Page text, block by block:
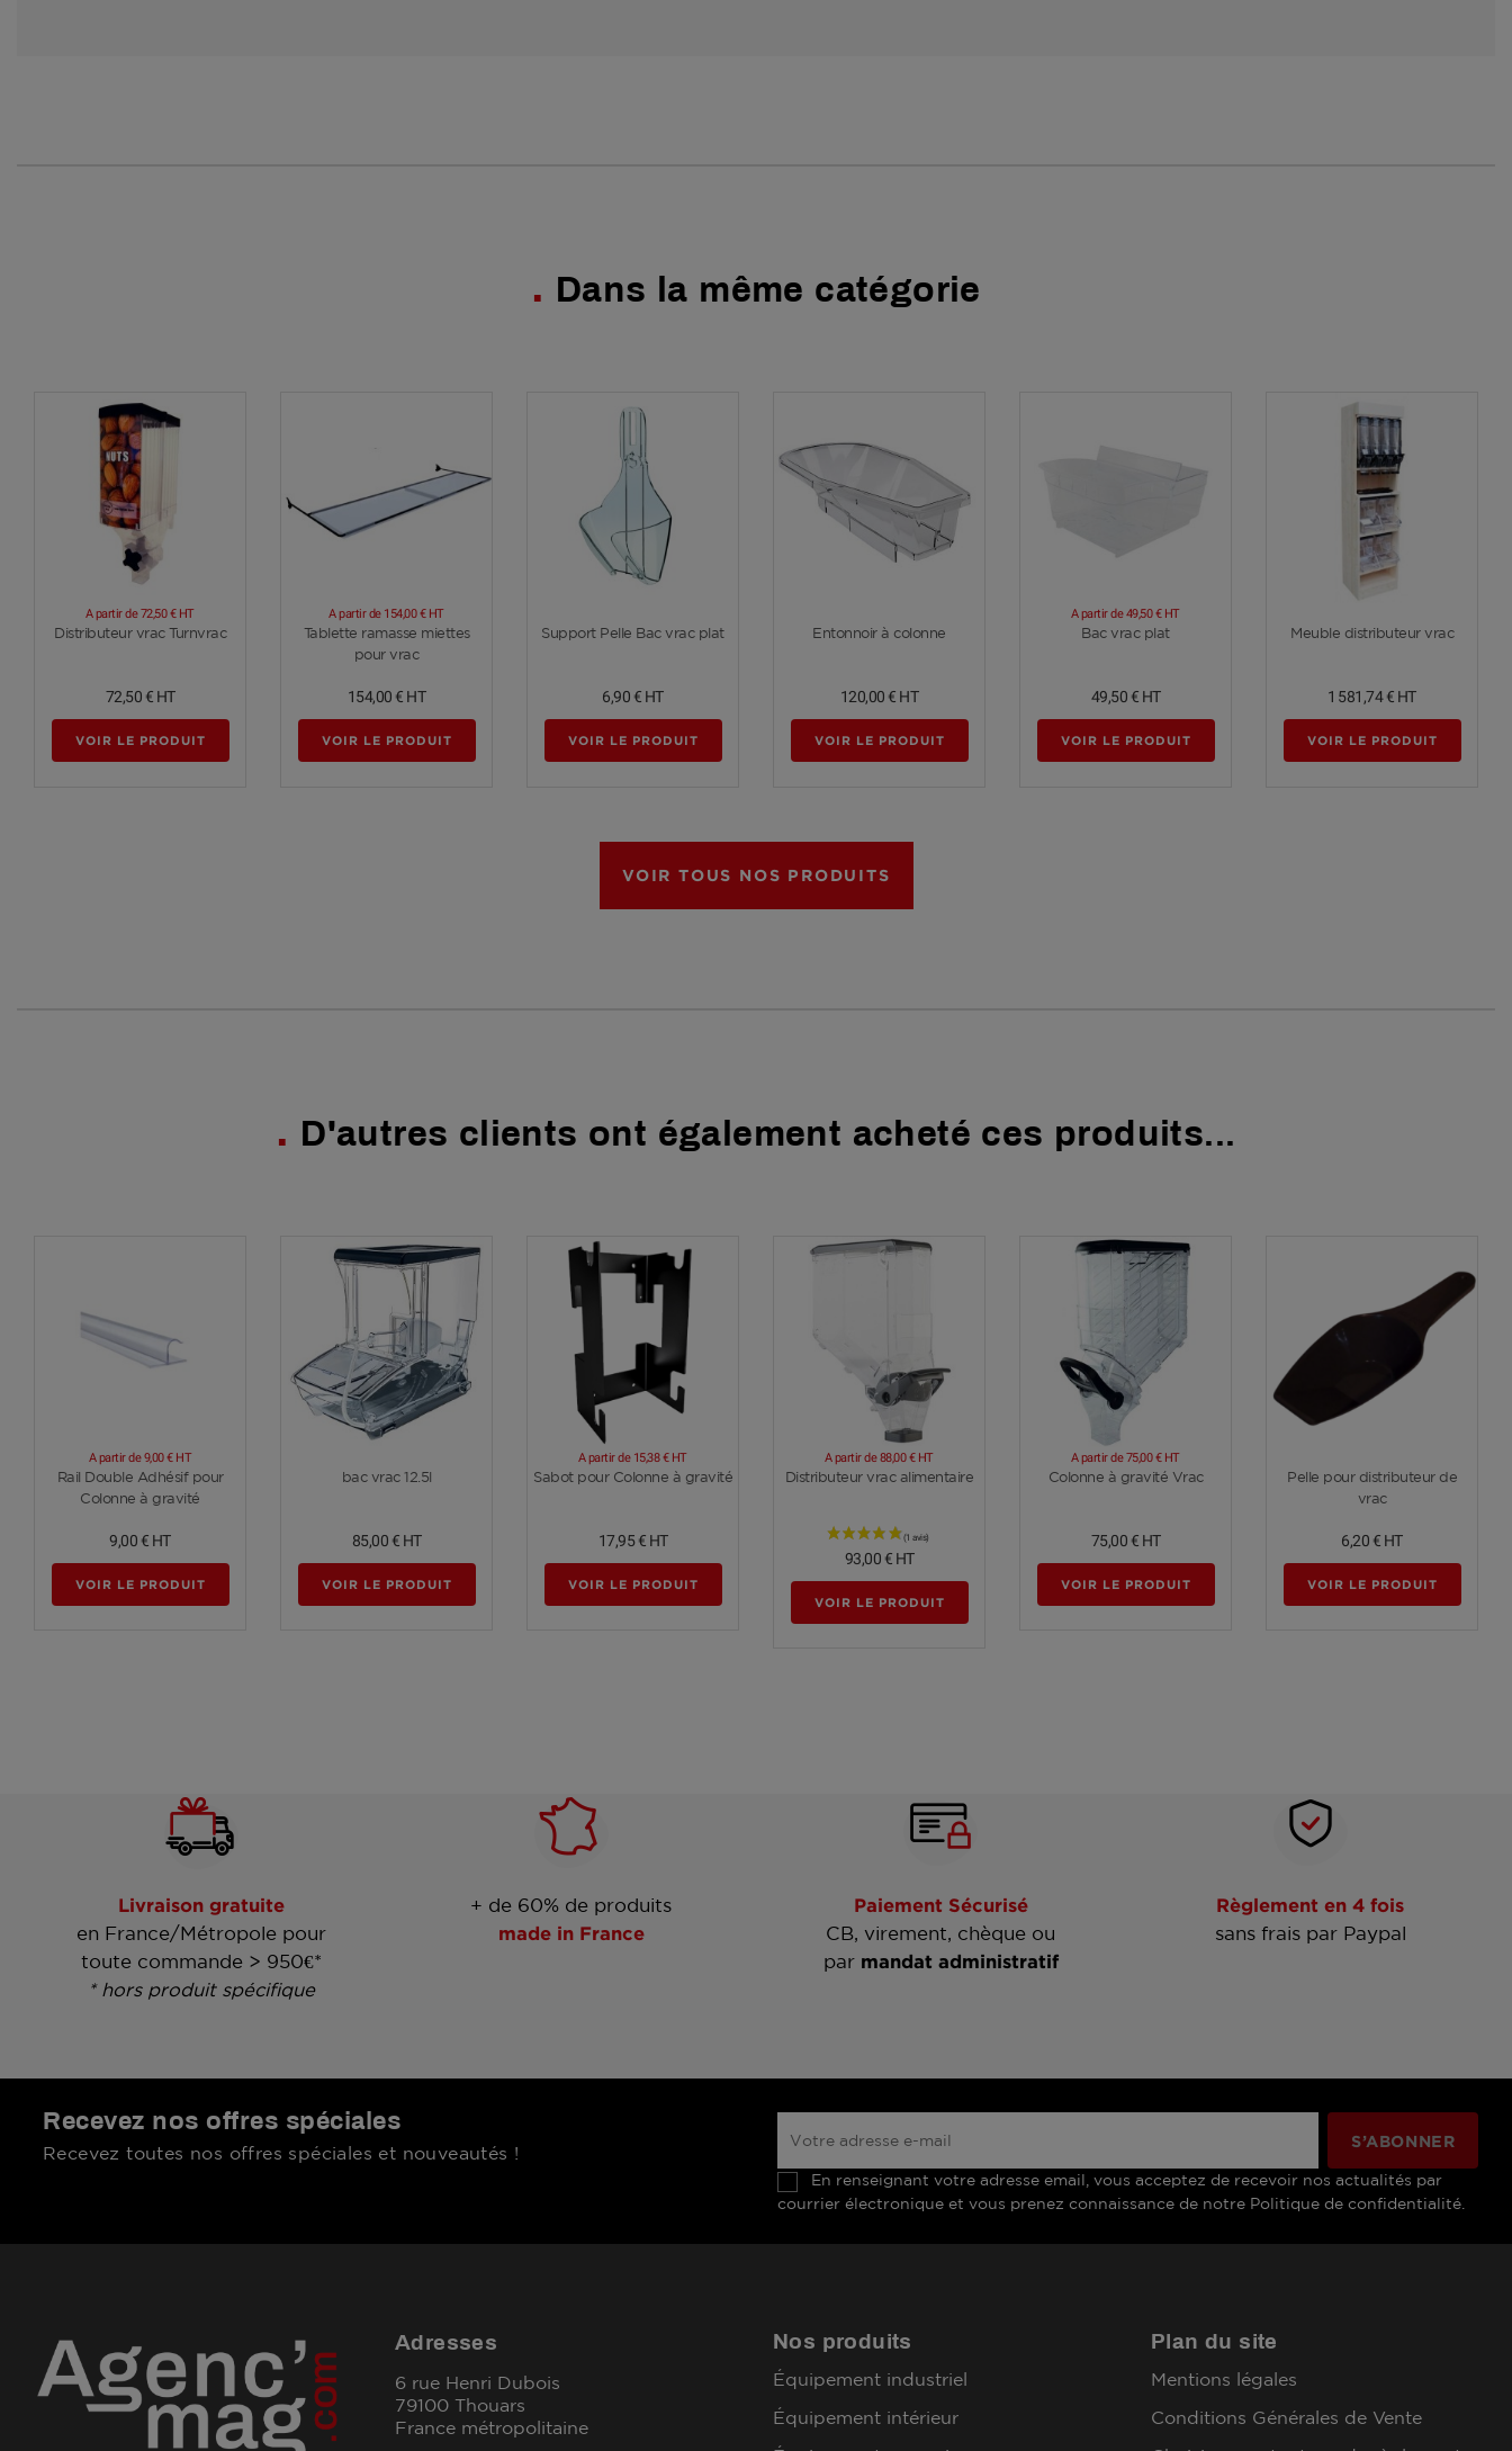
Dans la même catégorie
Voir plus
Distributeur vrac Turnvrac
A partir de72,50 € HT
72,50 € HT
VOIR LE PRODUIT
Voir plus
Tablette ramasse miettes
pour vrac
A partir de 154,00 € HT
154,00 € HT
VOIR LE PRODUIT
Voir plus
Support Pelle Bac vrac plat
6,90 € HT
VOIR LE PRODUIT
Voir plus
Entonnoir à colonne
120,00 € HT
VOIR LE PRODUIT
Voir plus
Bac vrac plat
A partir de49,50 € HT
49,50 € HT
VOIR LE PRODUIT
Voir plus
Meuble distributeur vrac
1 581,74 € HT
VOIR LE PRODUIT
VOIR TOUS NOS PRODUITS
D'autres clients ont également acheté ces produits...
Voir plus
Rail Double Adhésif pour
Colonne à gravité
A partir de9,00 € HT
9,00 € HT
VOIR LE PRODUIT
Voir plus
bac vrac 12.5l
85,00 € HT
VOIR LE PRODUIT
Voir plus
Sabot pour Colonne à gravité
A partir de 15,38 € HT
17,95 € HT
VOIR LE PRODUIT
Voir plus
Distributeur vrac alimentaire
A partir de88,00 € HT
93,00 € HT
VOIR LE PRODUIT
Voir plus
Colonne à gravité Vrac
A partir de75,00 € HT
75,00 € HT
VOIR LE PRODUIT
Voir plus
Pelle pour distributeur de
vrac
6,20 € HT
VOIR LE PRODUIT
Livraison gratuite
en France/Métropole pour
toute commande > 950€*
* hors produit spécifique
+ de 60% de produits
made in France
Paiement Sécurisé
CB, virement, chèque ou
par mandat administratif
Règlement en 4 fois
sans frais par Paypal
Recevez nos offres spéciales
Recevez toutes nos offres spéciales et nouveautés !
En renseignant votre adresse email, vous acceptez de recevoir nos actualités par
courrier électronique et vous prenez connaissance de notre Politique de confidentialité.
Adresses
6 rue Henri Dubois
79100 Thouars
France métropolitaine
Nos produits
Équipement industriel
Équipement intérieur
Plan du site
Mentions légales
Conditions Générales de Vente